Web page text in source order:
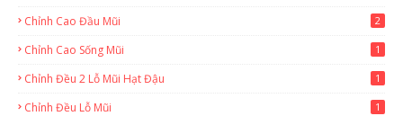
Chỉnh Cao Đầu Mũi 2
Chỉnh Cao Sống Mũi 1
Chỉnh Đều 2 Lỗ Mũi Hạt Đậu 1
Chỉnh Đều Lỗ Mũi 1